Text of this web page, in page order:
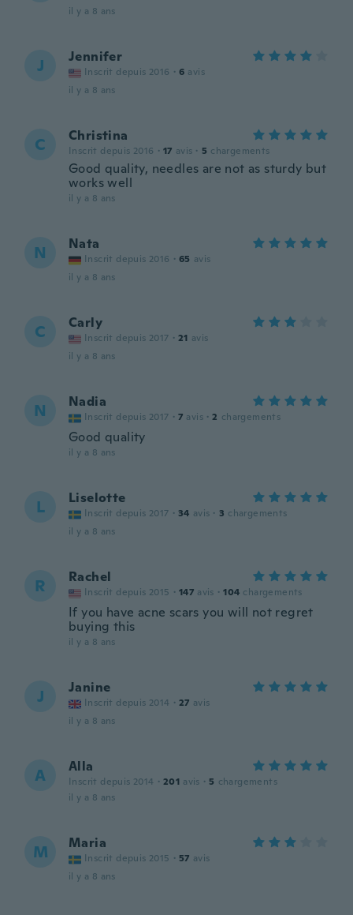
il y a 8 ans
J Jennifer
Inscrit depuis 2016 · 6 avis
il y a 8 ans
C Christina
Inscrit depuis 2016 · 17 avis · 5 chargements
Good quality, needles are not as sturdy but
works well
il y a 8 ans
N Nata
Inscrit depuis 2016 · 65 avis
il y a 8 ans
C Carly
Inscrit depuis 2017 · 21 avis
il y a 8 ans
N Nadia
Inscrit depuis 2017 · 7 avis · 2 chargements
Good quality
il y a 8 ans
L Liselotte
Inscrit depuis 2017 · 34 avis · 3 chargements
il y a 8 ans
R Rachel
Inscrit depuis 2015 · 147 avis · 104 chargements
If you have acne scars you will not regret
buying this
il y a 8 ans
J Janine
Inscrit depuis 2014 · 27 avis
il y a 8 ans
A Alla
Inscrit depuis 2014 · 201 avis · 5 chargements
il y a 8 ans
M Maria
Inscrit depuis 2015 · 57 avis
il y a 8 ans